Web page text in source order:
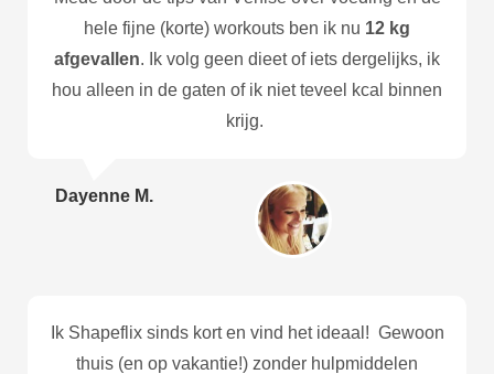
hele fijne (korte) workouts ben ik nu 12 kg
afgevallen. Ik volg geen dieet of iets dergelijks, ik
hou alleen in de gaten of ik niet teveel kcal binnen
krijg.
Dayenne M.
Ik Shapeflix sinds kort en vind het ideaal! Gewoon
thuis (en op vakantie!) zonder hulpmiddelen